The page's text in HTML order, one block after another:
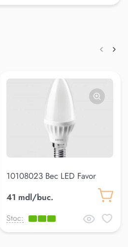
10108023 Bec LED Favor
41 mdl/buc.
Stoc: